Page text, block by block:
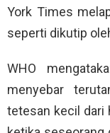
York Times
seperti dikutip
WHO
menyebar
tetesan kecil dari